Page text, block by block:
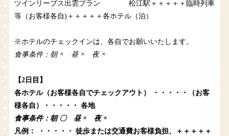
ツインリーブス出雲プラン 松江駅＋＋＋＋＋臨時列車
等（お客様各自)＋＋＋＋＋各ホテル（泊）
※ホテルのチェックインは、各自でお願いいたします。
食事条件：朝 × 昼 × 夜 ×
【2日目】
各ホテル（お客様各自でチェックアウト） ・・・・・（お客
様各自）・・・・・ 各地
食事条件：朝 〇 昼 × 夜 ×
凡例： ・・・・・ 徒歩または交通費お客様負担、＋＋＋＋＋